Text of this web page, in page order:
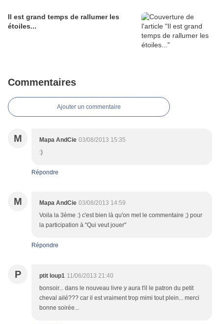
Il est grand temps de rallumer les
étoiles...
Commentaires
Ajouter un commentaire
M Mapa AndCie 03/08/2013 15:35
:)
Répondre
M Mapa AndCie 03/08/2013 14:59
Voila la 3ème :) c'est bien là qu'on met le commentaire ;) pour
la participation à "Qui veut jouer"
Répondre
P ptit loup1 11/06/2013 21:40
bonsoir... dans le nouveau livre y aura t'il le patron du petit
cheval ailé??? car il est vraiment trop mimi tout plein... merci
bonne soirée...